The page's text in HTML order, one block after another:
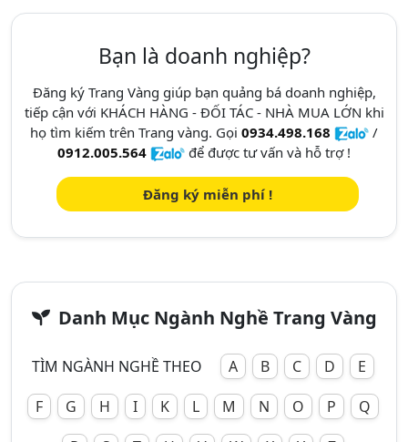
Bạn là doanh nghiệp?
Đăng ký Trang Vàng giúp bạn quảng bá doanh nghiệp,
tiếp cận với KHÁCH HÀNG - ĐỐI TÁC - NHÀ MUA LỚN khi
họ tìm kiếm trên Trang vàng. Gọi 0934.498.168
/
0912.005.564
để được tư vấn và hỗ trợ !
Đăng ký miễn phí !
Danh Mục Ngành Nghề Trang Vàng
TÌM NGÀNH NGHỀ THEO A B C D
E
F
G H I K L M N O P
Q